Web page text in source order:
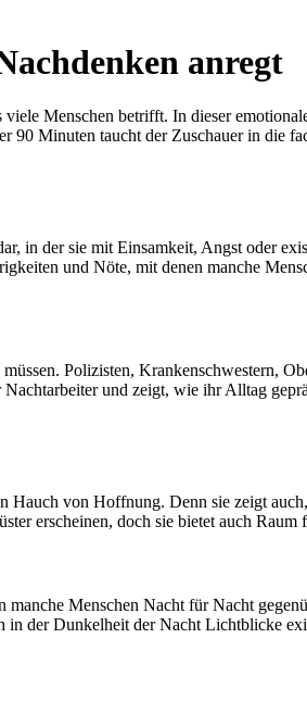
anregt
Menschen betrifft. In dieser
Minuten taucht der Zuschauer in die
in der sie mit Einsamkeit, Angst oder
und Nöte, mit denen manche
Polizisten, Krankenschwestern,
und zeigt, wie ihr Alltag
von Hoffnung. Denn sie zeigt
erscheinen, doch sie bietet auch
Menschen Nacht für Nacht
in der Dunkelheit der Nacht Lichtblicke